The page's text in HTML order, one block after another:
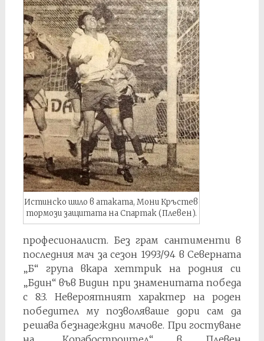
Истинско шило в атаката, Мони Кръстев
тормози защитата на Спартак (Плевен).
професионалист. Без грам сантименти в
последния мач за сезон 1993/94 в Северната
„Б“ група вкара хеттрик на родния си
„Бдин“ във Видин при знаменитата победа
с 8:3. Невероятният характер на роден
победител му позволяваше дори сам да
решава безнадеждни мачове. При гостуване